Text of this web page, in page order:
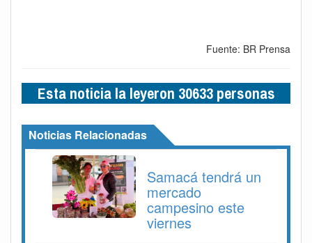
Fuente: BR Prensa
Esta noticia la leyeron 30633 personas
Noticias Relacionadas
Samacá tendrá un
mercado
campesino este
viernes